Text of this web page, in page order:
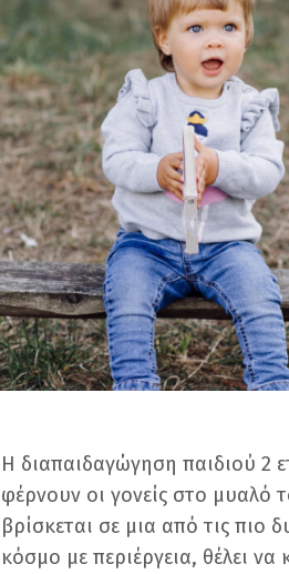
Η διαπαιδαγώγηση παιδιού 2
φέρνουν οι γονείς στο μυαλό
βρίσκεται σε μια από τις πιο
κόσμο με περιέργεια, θέλει